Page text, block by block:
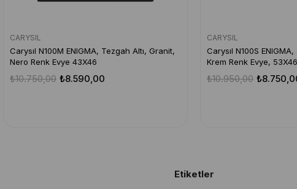
CARYSIL
Carysıl N100M ENIGMA, Tezgah Altı, Granit,
Nero Renk Evye 43X46
₺8.590,00
₺10.750,00
CARYSIL
Carysıl N100S
Krem Renk Evye, 53X46
₺10.950,00
Etiketler